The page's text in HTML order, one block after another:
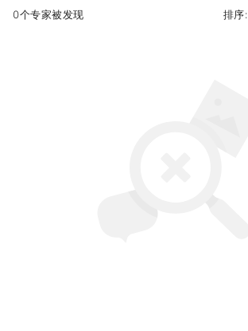
0个专家被发现 排序: